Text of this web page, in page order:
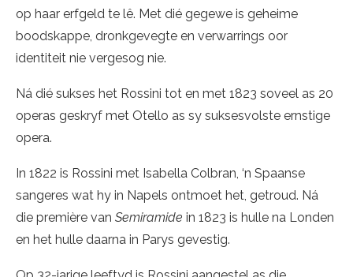
op haar erfgeld te lê. Met dié gegewe is geheime
boodskappe, dronkgevegte en verwarrings oor
identiteit nie vergesog nie.
Ná dié sukses het Rossini tot en met 1823 soveel as 20
operas geskryf met Otello as sy suksesvolste ernstige
opera.
In 1822 is Rossini met Isabella Colbran, ‘n Spaanse
sangeres wat hy in Napels ontmoet het, getroud. Ná
die première van Semiramide in 1823 is hulle na Londen
en het hulle daarna in Parys gevestig.